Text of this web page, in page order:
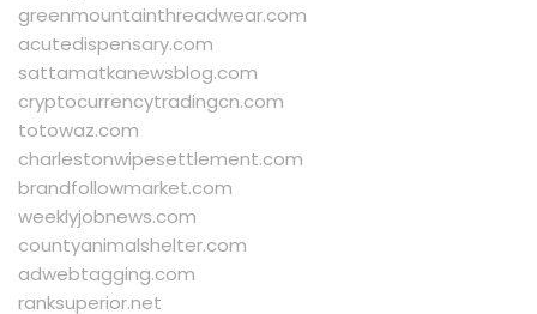
greenmountainthreadwear.com
acutedispensary.com
sattamatkanewsblog.com
cryptocurrencytradingcn.com
totowaz.com
charlestonwipesettlement.com
brandfollowmarket.com
weeklyjobnews.com
countyanimalshelter.com
adwebtagging.com
ranksuperior.net